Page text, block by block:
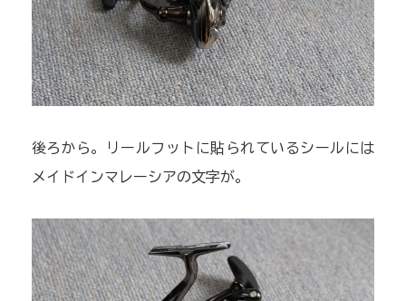
後ろから。リールフットに貼られているシールには
メイドインマレーシアの文字が。